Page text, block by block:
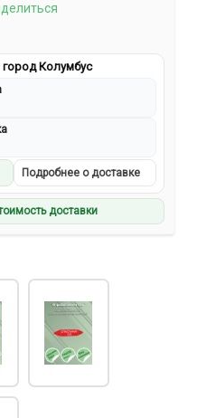
Колумбус
Подробнее о доставке
доставки